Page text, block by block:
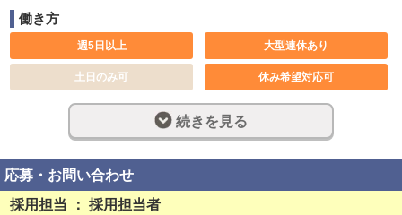
働き方
週5日以上 大型連休あり
土日のみ可 休み希望対応可
長期歓迎 週休2日制
完全週休2日制 社員登用制度あり
残業なし
稼ぎ方
続きを見る
応募・お問い合わせ
採用担当 ： 採用担当者